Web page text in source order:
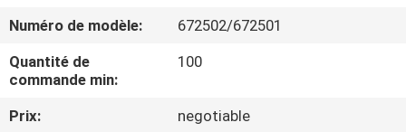
PROPOS
DE
NOUS
Numéro de modèle:
672502/672501
Quantité de
commande min:
100
Prix:
negotiable